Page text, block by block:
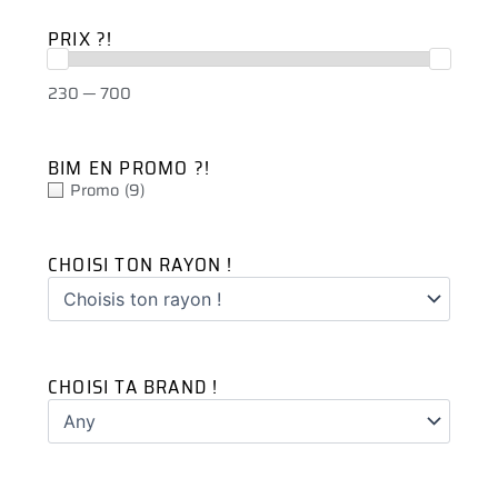
PRIX ?!
230 — 700
BIM EN PROMO ?!
Promo (9)
CHOISI TON RAYON !
CHOISI TA BRAND !